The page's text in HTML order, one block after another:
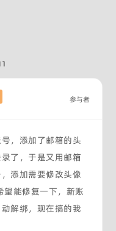
参与者
，添加了邮箱的头
了，于是又用邮箱
添加需要修改头像
望能修复一下，新账
解绑，现在搞的我